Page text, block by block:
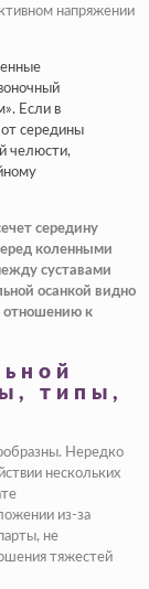
напряжении
Если в
середины
челюсти,
середину
коленными
суставами
осанкой видно
отношению к
типы,
Нередко
нескольких
из-за
не
тяжестей